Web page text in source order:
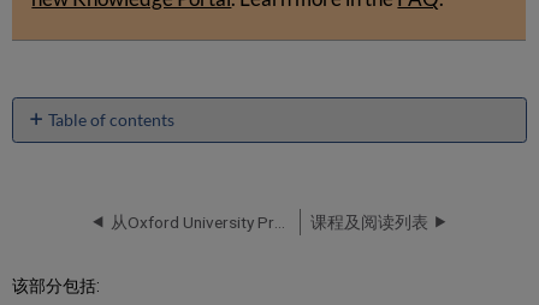
Table of contents
No
从Oxford University Press上传电子馆藏 课程及阅读列表
该部分包括: